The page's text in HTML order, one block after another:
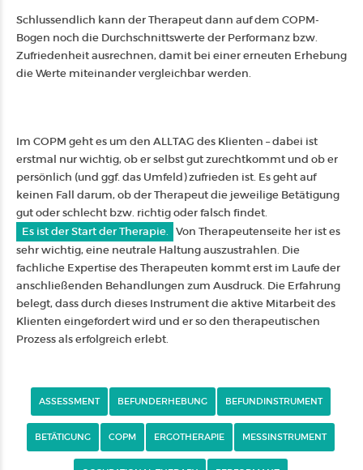
Schlussendlich kann der Therapeut dann auf dem COPM-
Bogen noch die Durchschnittswerte der Performanz bzw.
Zufriedenheit ausrechnen, damit bei einer erneuten Erhebung
die Werte miteinander vergleichbar werden.
Im COPM geht es um den ALLTAG des Klienten – dabei ist
erstmal nur wichtig, ob er selbst gut zurechtkommt und ob er
persönlich (und ggf. das Umfeld) zufrieden ist. Es geht auf
keinen Fall darum, ob der Therapeut die jeweilige Betätigung
gut oder schlecht bzw. richtig oder falsch findet.
Es ist der Start der Therapie. Von Therapeutenseite her ist es
sehr wichtig, eine neutrale Haltung auszustrahlen. Die
fachliche Expertise des Therapeuten kommt erst im Laufe der
anschließenden Behandlungen zum Ausdruck. Die Erfahrung
belegt, dass durch dieses Instrument die aktive Mitarbeit des
Klienten eingefordert wird und er so den therapeutischen
Prozess als erfolgreich erlebt.
ASSESSMENT BEFUNDERHEBUNG BEFUNDINSTRUMENT
BETÄTIGUNG COPM ERGOTHERAPIE MESSINSTRUMENT